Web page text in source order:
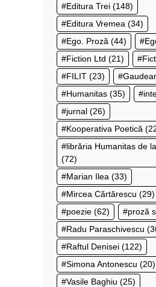
Editura Trei (148)
Editura Vremea (34)
Ego. Proză (44)
Fiction Ltd (21)
FILIT (23)
Humanitas (35)
jurnal (26)
Kooperativa Poetică
librăria Humanitas de
(72)
Marian Ilea (33)
Mircea Cărtărescu (29)
poezie (62) proză
Radu Paraschivescu
Raftul Denisei (122)
Simona Antonescu (20)
Vasile Baghiu (25)